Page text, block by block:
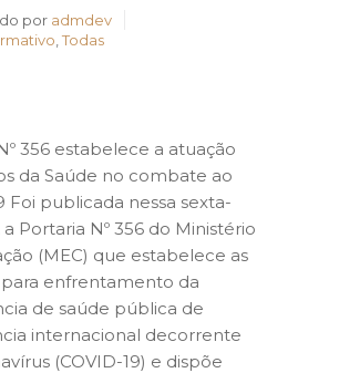
por admdev
Todas
356 estabelece a atuação
da Saúde no combate ao
Foi publicada nessa sexta-
a Portaria Nº 356 do Ministério
(MEC) que estabelece as
enfrentamento da
de saúde pública de
internacional decorrente
(COVID-19) e dispõe